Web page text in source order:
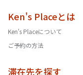
Ken's Placeとは
Ken's Placeについて
ご予約の方法
滞在先を探す